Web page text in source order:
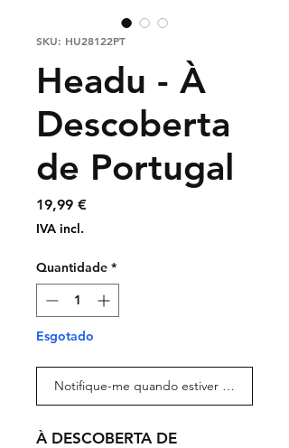
SKU: HU28122PT
Headu - À
Descoberta
de Portugal
19,99 €Preço
IVA incl.
Quantidade *
Esgotado
Notifique-me quando estiver disponível
À DESCOBERTA DE